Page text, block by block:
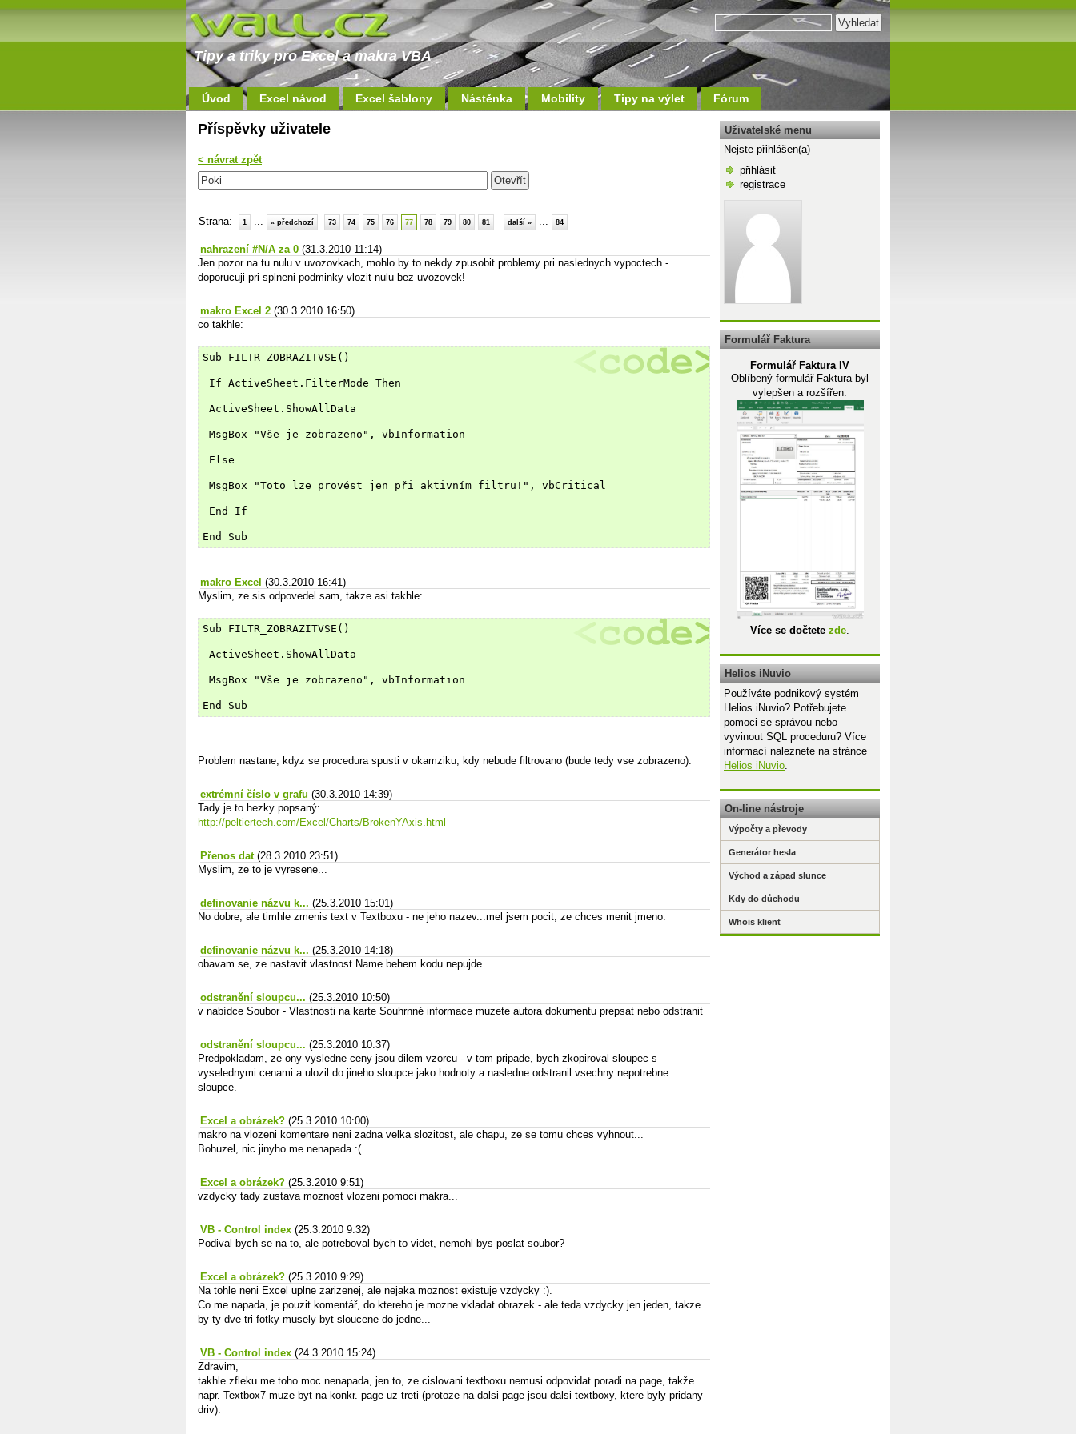
Tipy a triky pro Excel a makra VBA
Úvod Excel návod Excel šablony Nástěnka Mobility Tipy na výlet Fórum
Příspěvky uživatele
< návrat zpět
Strana: 1 ... « předchozí 73 74 75 76 77 78 79 80 81 další » ... 84
nahrazení #N/A za 0 (31.3.2010 11:14)
Jen pozor na tu nulu v uvozovkach, mohlo by to nekdy zpusobit problemy pri naslednych vypoctech -
doporucuji pri splneni podminky vlozit nulu bez uvozovek!
makro Excel 2 (30.3.2010 16:50)
co takhle:
Sub FILTR_ZOBRAZITVSE()
If ActiveSheet.FilterMode Then
ActiveSheet.ShowAllData
MsgBox "Vše je zobrazeno", vbInformation
Else
MsgBox "Toto lze provést jen při aktivním filtru!", vbCritical
End If
End Sub
makro Excel (30.3.2010 16:41)
Myslim, ze sis odpovedel sam, takze asi takhle:
Sub FILTR_ZOBRAZITVSE()
ActiveSheet.ShowAllData
MsgBox "Vše je zobrazeno", vbInformation
End Sub
Problem nastane, kdyz se procedura spusti v okamziku, kdy nebude filtrovano (bude tedy vse zobrazeno).
extrémní číslo v grafu (30.3.2010 14:39)
Tady je to hezky popsaný:
http://peltiertech.com/Excel/Charts/BrokenYAxis.html
Přenos dat (28.3.2010 23:51)
Myslim, ze to je vyresene...
definovanie názvu k... (25.3.2010 15:01)
No dobre, ale timhle zmenis text v Textboxu - ne jeho nazev...mel jsem pocit, ze chces menit jmeno.
definovanie názvu k... (25.3.2010 14:18)
obavam se, ze nastavit vlastnost Name behem kodu nepujde...
odstranění sloupcu... (25.3.2010 10:50)
v nabídce Soubor - Vlastnosti na karte Souhrnné informace muzete autora dokumentu prepsat nebo odstranit
odstranění sloupcu... (25.3.2010 10:37)
Predpokladam, ze ony vysledne ceny jsou dilem vzorcu - v tom pripade, bych zkopiroval sloupec s
vyselednymi cenami a ulozil do jineho sloupce jako hodnoty a nasledne odstranil vsechny nepotrebne
sloupce.
Excel a obrázek? (25.3.2010 10:00)
makro na vlozeni komentare neni zadna velka slozitost, ale chapu, ze se tomu chces vyhnout...
Bohuzel, nic jinyho me nenapada :(
Excel a obrázek? (25.3.2010 9:51)
vzdycky tady zustava moznost vlozeni pomoci makra...
VB - Control index (25.3.2010 9:32)
Podival bych se na to, ale potreboval bych to videt, nemohl bys poslat soubor?
Excel a obrázek? (25.3.2010 9:29)
Na tohle neni Excel uplne zarizenej, ale nejaka moznost existuje vzdycky :).
Co me napada, je pouzit komentář, do ktereho je mozne vkladat obrazek - ale teda vzdycky jen jeden, takze
by ty dve tri fotky musely byt sloucene do jedne...
VB - Control index (24.3.2010 15:24)
Zdravim,
takhle zfleku me toho moc nenapada, jen to, ze cislovani textboxu nemusi odpovidat poradi na page, takže
napr. Textbox7 muze byt na konkr. page uz treti (protoze na dalsi page jsou dalsi textboxy, ktere byly pridany
driv).
Uživatelské menu
Nejste přihlášen(a)
přihlásit
registrace
Formulář Faktura
Formulář Faktura IV
Oblíbený formulář Faktura byl
vylepšen a rozšířen.
Více se dočtete zde.
Helios iNuvio
Používáte podnikový systém
Helios iNuvio? Potřebujete
pomoci se správou nebo
vyvinout SQL proceduru? Více
informací naleznete na stránce
Helios iNuvio.
On-line nástroje
Výpočty a převody
Generátor hesla
Východ a západ slunce
Kdy do důchodu
Whois klient